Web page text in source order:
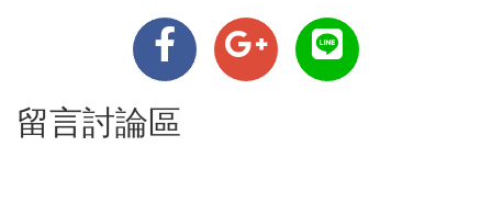
留言討論區